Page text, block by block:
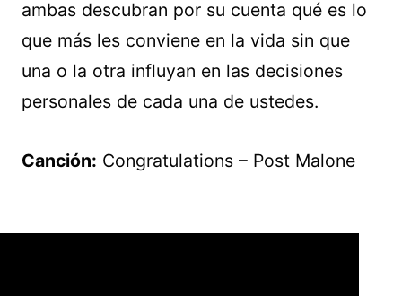
ambas descubran por su cuenta qué es lo
que más les conviene en la vida sin que
una o la otra influyan en las decisiones
personales de cada una de ustedes.
Canción: Congratulations – Post Malone